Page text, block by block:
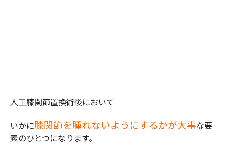
人工膝関節置換術後において
いかに膝関節を腫れないようにするかが大事な要
素のひとつになります。